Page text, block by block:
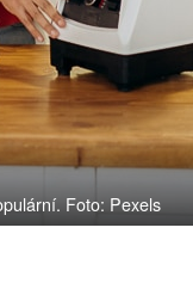
Foto: Pexels